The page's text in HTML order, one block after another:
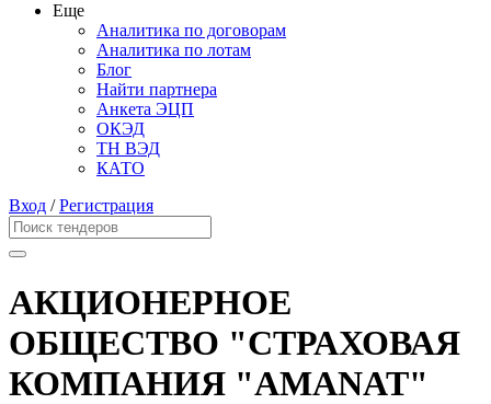
Еще
Аналитика по договорам
Аналитика по лотам
Блог
Найти партнера
Анкета ЭЦП
ОКЭД
ТН ВЭД
КАТО
Вход /Регистрация
АКЦИОНЕРНОЕ
ОБЩЕСТВО "СТРАХОВАЯ
КОМПАНИЯ "AMANAT"